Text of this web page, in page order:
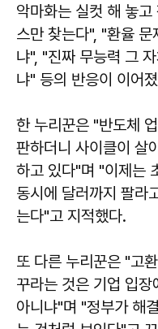
악마화는 실컷 해 놓고
스만 찾는다", "환율
냐", "진짜 무능력 그
냐" 등의 반응이 이어
한 누리꾼은 "반도체
판하더니 사이클이 살
하고 있다"며 "이제는
동시에 달러까지 팔라
는다"고 지적했다.
또 다른 누리꾼은 "고
꾸라는 것은 기업 입장
아니냐"며 "정부가 해